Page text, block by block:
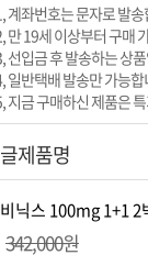
계좌번호는 문자로 발
만 19세 이상부터 구매
선입금 후 발송하는 상
일반택배 발송만 가능
지금 구매하신 제품은
제품명
342,000원